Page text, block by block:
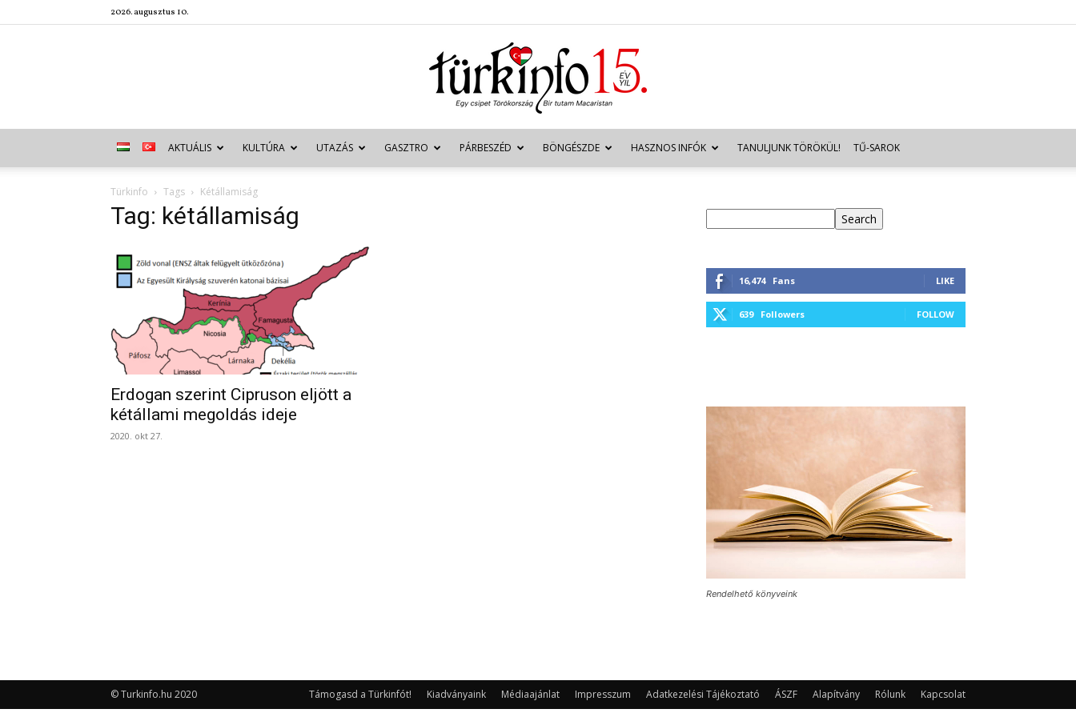
2026. augusztus 10.
Türkinfo
AKTUÁLIS KULTÚRA UTAZÁS GASZTRO PÁRBESZÉD BÖNGÉSZDE HASZNOS INFÓK TANULJUNK TÖRÖKÜL! TŰ-SAROK
Türkinfo Tags Kétállamiság
Tag: kétállamiság
Erdogan szerint Cipruson eljött a
kétállami megoldás ideje
2020. okt 27.
Search
16,474 Fans LIKE
639 Followers FOLLOW
Rendelhető könyveink
Támogasd a Türkinfót! Kiadványaink Médiaajánlat Impresszum Adatkezelési Tájékoztató ÁSZF Alapítvány Rólunk Kapcsolat
© Turkinfo.hu 2020